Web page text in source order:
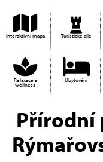
Interaktivní mapa Turistické cíle
Relaxace a
wellness
Ubytování
Přírodní